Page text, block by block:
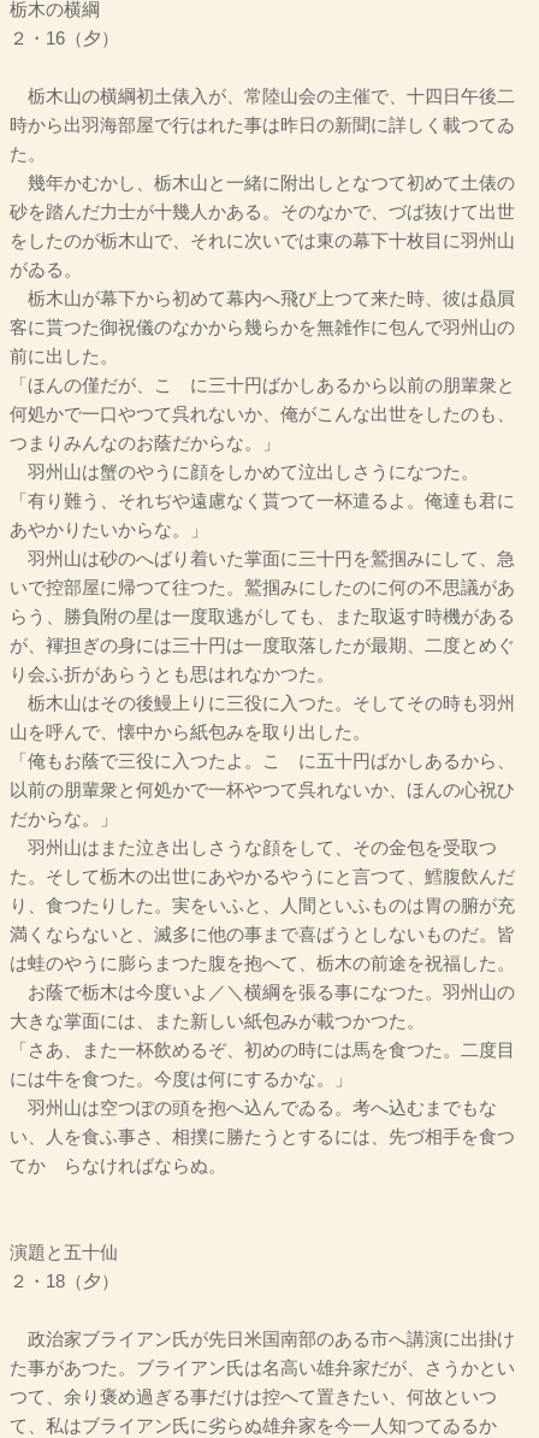
栃木の横綱
２・16（夕）
栃木山の横綱初土俵入が、常陸山会の主催で、十四日午後二
時から出羽海部屋で行はれた事は昨日の新聞に詳しく載つてゐ
た。
幾年かむかし、栃木山と一緒に附出しとなつて初めて土俵の
砂を踏んだ力士が十幾人かある。そのなかで、づば抜けて出世
をしたのが栃木山で、それに次いでは東の幕下十枚目に羽州山
がゐる。
栃木山が幕下から初めて幕内へ飛び上つて来た時、彼は贔屓
客に貰つた御祝儀のなかから幾らかを無雑作に包んで羽州山の
前に出した。
「ほんの僅だが、こゝに三十円ばかしあるから以前の朋輩衆と
何処かで一口やつて呉れないか、俺がこんな出世をしたのも、
つまりみんなのお蔭だからな。」
羽州山は蟹のやうに顔をしかめて泣出しさうになつた。
「有り難う、それぢや遠慮なく貰つて一杯遣るよ。俺達も君に
あやかりたいからな。」
羽州山は砂のへばり着いた掌面に三十円を鷲掴みにして、急
いで控部屋に帰つて往つた。鷲掴みにしたのに何の不思議があ
らう、勝負附の星は一度取逃がしても、また取返す時機がある
が、褌担ぎの身には三十円は一度取落したが最期、二度とめぐ
り会ふ折があらうとも思はれなかつた。
栃木山はその後鰻上りに三役に入つた。そしてその時も羽州
山を呼んで、懐中から紙包みを取り出した。
「俺もお蔭で三役に入つたよ。こゝに五十円ばかしあるから、
以前の朋輩衆と何処かで一杯やつて呉れないか、ほんの心祝ひ
だからな。」
羽州山はまた泣き出しさうな顔をして、その金包を受取つ
た。そして栃木の出世にあやかるやうにと言つて、鱈腹飲んだ
り、食つたりした。実をいふと、人間といふものは胃の腑が充
満くならないと、滅多に他の事まで喜ばうとしないものだ。皆
は蛙のやうに膨らまつた腹を抱へて、栃木の前途を祝福した。
お蔭で栃木は今度いよ／＼横綱を張る事になつた。羽州山の
大きな掌面には、また新しい紙包みが載つかつた。
「さあ、また一杯飲めるぞ、初めの時には馬を食つた。二度目
には牛を食つた。今度は何にするかな。」
羽州山は空つぽの頭を抱へ込んでゐる。考へ込むまでもな
い、人を食ふ事さ、相撲に勝たうとするには、先づ相手を食つ
てかゝらなければならぬ。
演題と五十仙
２・18（夕）
政治家ブライアン氏が先日米国南部のある市へ講演に出掛け
た事があつた。ブライアン氏は名高い雄弁家だが、さうかとい
つて、余り褒め過ぎる事だけは控へて置きたい、何故といつ
て、私はブライアン氏に劣らぬ雄弁家を今一人知つてゐるか